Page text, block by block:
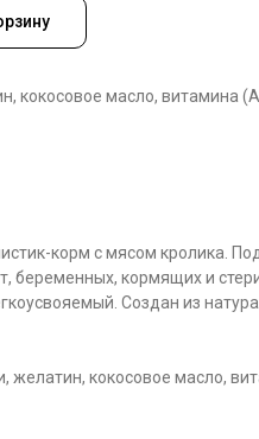
кокосовое масло, витамина
корм с мясом кролика.
беременных, кормящих и
Создан из
желатин, кокосовое масло,